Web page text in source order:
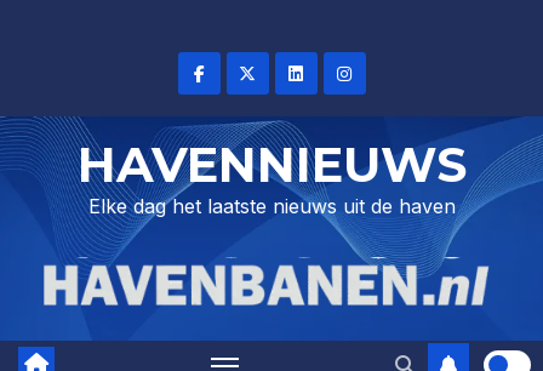
HAVENNIEUWS
Elke dag het laatste nieuws uit de haven